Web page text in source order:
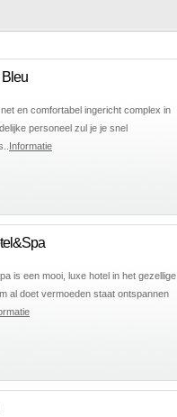
Bleu
en comfortabel ingericht complex in
personeel zul je je snel
Informatie
is een mooi, luxe hotel in het gezellige
al doet vermoeden staat ontspannen